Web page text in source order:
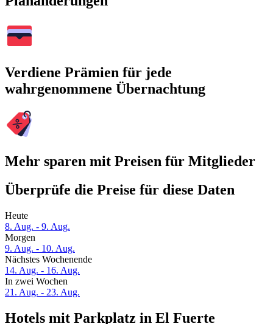
Verdiene Prämien für jede
wahrgenommene Übernachtung
Mehr sparen mit Preisen für Mitglieder
Überprüfe die Preise für diese Daten
Heute
8. Aug. - 9. Aug.
Morgen
9. Aug. - 10. Aug.
Nächstes Wochenende
14. Aug. - 16. Aug.
In zwei Wochen
21. Aug. - 23. Aug.
Hotels mit Parkplatz in El Fuerte